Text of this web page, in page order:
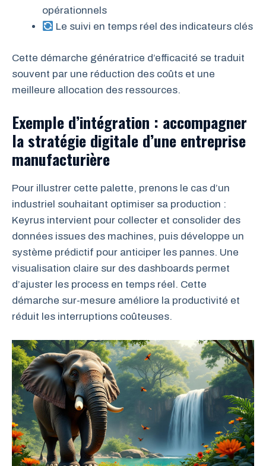
opérationnels
Le suivi en temps réel des indicateurs clés
Cette démarche génératrice d’efficacité se traduit
souvent par une réduction des coûts et une
meilleure allocation des ressources.
Exemple d’intégration : accompagner
la stratégie digitale d’une entreprise
manufacturière
Pour illustrer cette palette, prenons le cas d’un
industriel souhaitant optimiser sa production :
Keyrus intervient pour collecter et consolider des
données issues des machines, puis développe un
système prédictif pour anticiper les pannes. Une
visualisation claire sur des dashboards permet
d’ajuster les process en temps réel. Cette
démarche sur-mesure améliore la productivité et
réduit les interruptions coûteuses.